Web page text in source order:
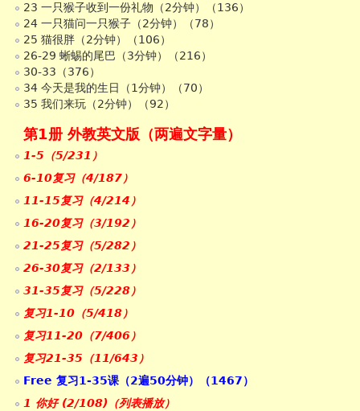
23 一只猴子收到一份礼物（2分钟）（136）
24 一只猫问一只猴子（2分钟）（78）
25 猫很胖（2分钟）（106）
26-29 蜥蜴的尾巴（3分钟）（216）
30-33（376）
34 今天是我的生日（1分钟）（70）
35 我们来玩（2分钟）（92）
第1册 外教英文版（两遍文字量）
1-5（5/231）
6-10复习（4/187）
11-15复习（4/214）
16-20复习（3/192）
21-25复习（5/282）
26-30复习（2/133）
31-35复习（5/228）
复习1-10（5/418）
复习11-20（7/406）
复习21-35（11/643）
Free 复习1-35课（2遍50分钟）（1467）
1 你好 (2/108)（列表播放）